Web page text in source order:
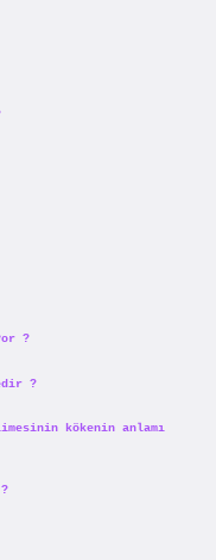
?
?
kökenin anlamı